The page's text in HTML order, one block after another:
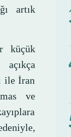
artık
küçük
ile İran
ve